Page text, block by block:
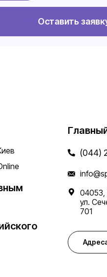
Оставить
(044)
04053,
ул.
701